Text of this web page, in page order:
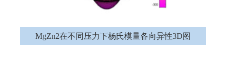
MgZn2在不同压力下杨氏模量各向异性3D图